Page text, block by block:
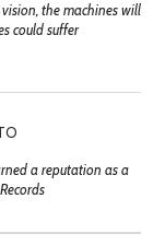
the machines will
could suffer
a reputation as a